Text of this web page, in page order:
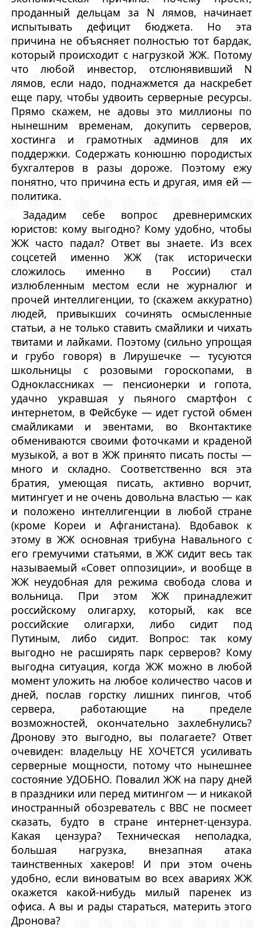
проданный дельцам за N лямов, начинает
испытывать дефицит бюджета. Но эта
причина не объясняет полностью тот бардак,
который происходит с нагрузкой ЖЖ. Потому
что любой инвестор, отслюнявивший N
лямов, если надо, поднажмется да наскребет
еще пару, чтобы удвоить серверные ресурсы.
Прямо скажем, не адовы это миллионы по
нынешним временам, докупить серверов,
хостинга и грамотных админов для их
поддержки. Содержать конюшню породистых
бухгалтеров в разы дороже. Поэтому ежу
понятно, что причина есть и другая, имя ей —
политика.
Зададим себе вопрос древнеримских
юристов: кому выгодно? Кому удобно, чтобы
ЖЖ часто падал? Ответ вы знаете. Из всех
соцсетей именно ЖЖ (так исторически
сложилось именно в России) стал
излюбленным местом если не журналюг и
прочей интеллигенции, то (скажем аккуратно)
людей, привыкших сочинять осмысленные
статьи, а не только ставить смайлики и чихать
твитами и лайками. Поэтому (сильно упрощая
и грубо говоря) в Лирушечке — тусуются
школьницы с розовыми гороскопами, в
Одноклассниках — пенсионерки и гопота,
удачно укравшая у пьяного смартфон с
интернетом, в Фейсбуке — идет густой обмен
смайликами и эвентами, во Вконтактике
обмениваются своими фоточками и краденой
музыкой, а вот в ЖЖ принято писать посты —
много и складно. Соответственно вся эта
братия, умеющая писать, активно ворчит,
митингует и не очень довольна властью — как
и положено интеллигенции в любой стране
(кроме Кореи и Афганистана). Вдобавок к
этому в ЖЖ основная трибуна Навального с
его гремучими статьями, в ЖЖ сидит весь так
называемый «Совет оппозиции», и вообще в
ЖЖ неудобная для режима свобода слова и
вольница. При этом ЖЖ принадлежит
российскому олигарху, который, как все
российские олигархи, либо сидит под
Путиным, либо сидит. Вопрос: так кому
выгодно не расширять парк серверов? Кому
выгодна ситуация, когда ЖЖ можно в любой
момент уложить на любое количество часов и
дней, послав горстку лишних пингов, чтоб
сервера, работающие на пределе
возможностей, окончательно захлебнулись?
Дронову это выгодно, вы полагаете? Ответ
очевиден: владельцу НЕ ХОЧЕТСЯ усиливать
серверные мощности, потому что нынешнее
состояние УДОБНО. Повалил ЖЖ на пару дней
в праздники или перед митингом — и никакой
иностранный обозреватель с BBC не посмеет
сказать, будто в стране интернет-цензура.
Какая цензура? Техническая неполадка,
большая нагрузка, внезапная атака
таинственных хакеров! И при этом очень
удобно, если виноватым во всех авариях ЖЖ
окажется какой-нибудь милый паренек из
офиса. А вы и рады стараться, материть этого
Дронова?